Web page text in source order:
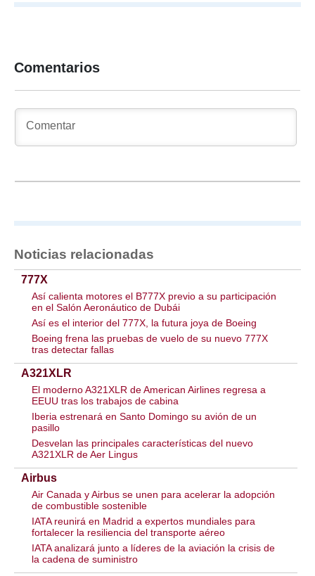
Comentarios
Noticias relacionadas
777X
Así calienta motores el B777X previo a su participación
en el Salón Aeronáutico de Dubái
Así es el interior del 777X, la futura joya de Boeing
Boeing frena las pruebas de vuelo de su nuevo 777X
tras detectar fallas
A321XLR
El moderno A321XLR de American Airlines regresa a
EEUU tras los trabajos de cabina
Iberia estrenará en Santo Domingo su avión de un
pasillo
Desvelan las principales características del nuevo
A321XLR de Aer Lingus
Airbus
Air Canada y Airbus se unen para acelerar la adopción
de combustible sostenible
IATA reunirá en Madrid a expertos mundiales para
fortalecer la resiliencia del transporte aéreo
IATA analizará junto a líderes de la aviación la crisis de
la cadena de suministro